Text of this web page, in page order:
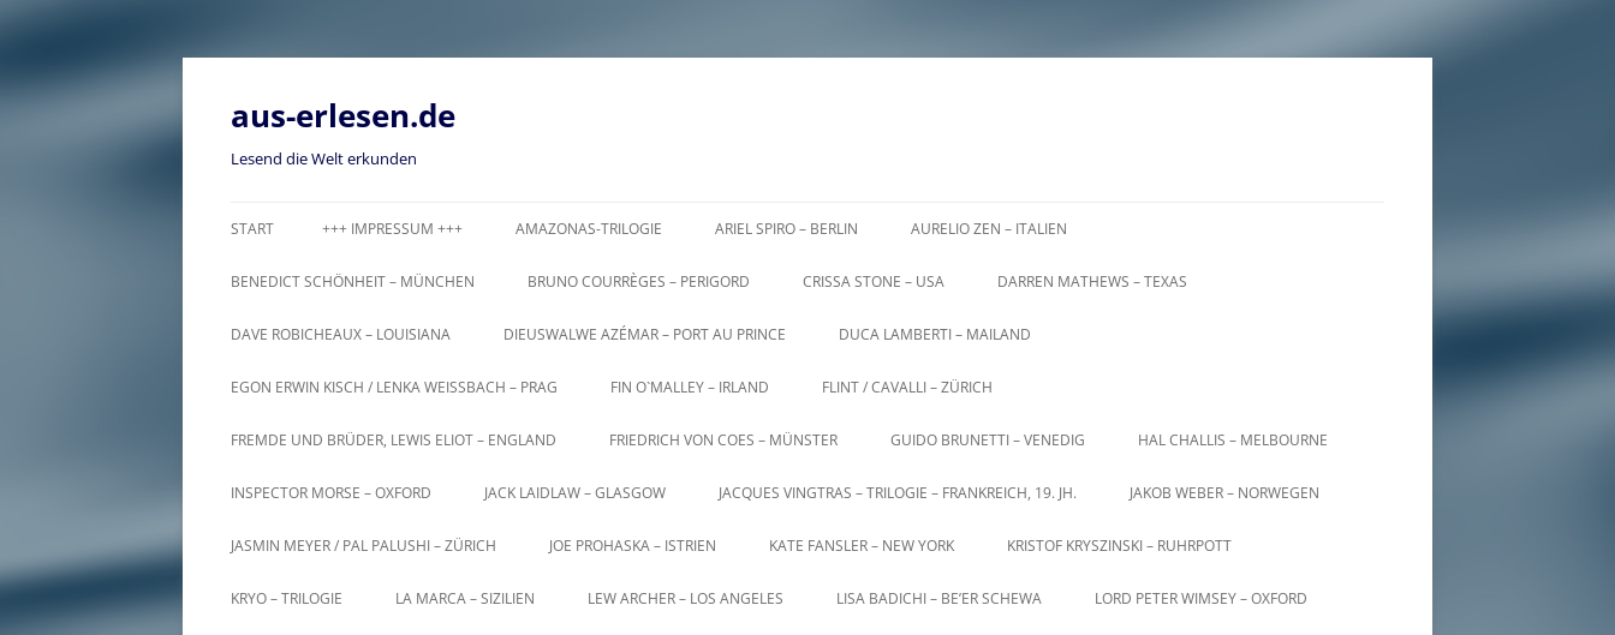
Zum
aus-erlesen.de
Lesend die Welt erkunden
START +++ IMPRESSUM +++ AMAZONAS-TRILOGIE ARIEL SPIRO – BERLIN AURELIO ZEN – ITALIEN
BENEDICT SCHÖNHEIT – MÜNCHEN BRUNO COURRÈGES – PERIGORD CRISSA STONE – USA DARREN MATHEWS – TEXAS
DAVE ROBICHEAUX – LOUISIANA DIEUSWALWE AZÉMAR – PORT AU PRINCE DUCA LAMBERTI – MAILAND
EGON ERWIN KISCH / LENKA WEISSBACH – PRAG FIN O`MALLEY – IRLAND FLINT / CAVALLI – ZÜRICH
FREMDE UND BRÜDER, LEWIS ELIOT – ENGLAND FRIEDRICH VON COES – MÜNSTER GUIDO BRUNETTI – VENEDIG HAL CHALLIS – MELBOURNE
INSPECTOR MORSE – OXFORD JACK LAIDLAW – GLASGOW JACQUES VINGTRAS – TRILOGIE – FRANKREICH, 19. JH. JAKOB WEBER – NORWEGEN
JASMIN MEYER / PAL PALUSHI – ZÜRICH JOE PROHASKA – ISTRIEN KATE FANSLER – NEW YORK KRISTOF KRYSZINSKI – RUHRPOTT
KRYO – TRILOGIE LA MARCA – SIZILIEN LEW ARCHER – LOS ANGELES LISA BADICHI – BE’ER SCHEWA LORD PETER WIMSEY – OXFORD